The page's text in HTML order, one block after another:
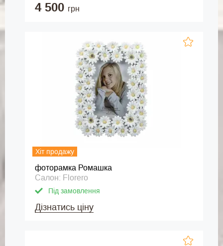
4 500 грн
Хіт продажу
фоторамка Ромашка
Салон: Florero
Під замовлення
Дізнатись ціну